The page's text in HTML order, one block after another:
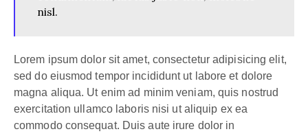
nisl.
Lorem ipsum dolor sit amet, consectetur adipisicing elit,
sed do eiusmod tempor incididunt ut labore et dolore
magna aliqua. Ut enim ad minim veniam, quis nostrud
exercitation ullamco laboris nisi ut aliquip ex ea
commodo consequat. Duis aute irure dolor in